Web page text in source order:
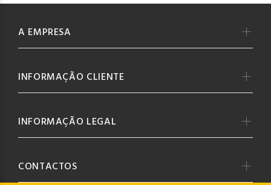
A EMPRESA
INFORMAÇÃO CLIENTE
INFORMAÇÃO LEGAL
CONTACTOS